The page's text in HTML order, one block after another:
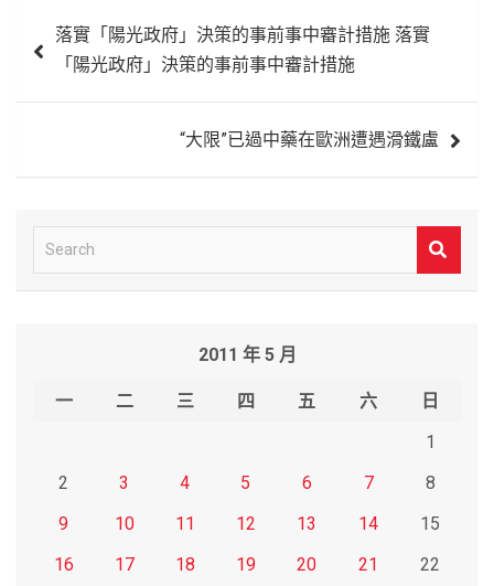
章
落實「陽光政府」決策的事前事中審計措施 落實
「陽光政府」決策的事前事中審計措施
“大限”已過中藥在歐洲遭遇滑鐵盧
e
2011 年 5 月
一 二 三 四 五 六
日
1
2
3 4 5 6 7
8
9
10 11 12 13 14
15
16
17 18 19 20 21 22